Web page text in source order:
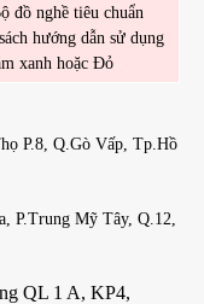
đồ nghề tiêu chuẩn
hướng dẫn sử dụng
xanh hoặc Đỏ
P.8, Q.Gò Vấp, Tp.Hồ
P.Trung Mỹ Tây, Q.12,
QL 1 A, KP4,